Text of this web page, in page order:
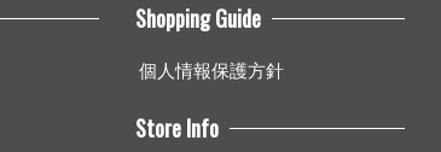
Shopping Guide
個人情報保護方針
Store Info